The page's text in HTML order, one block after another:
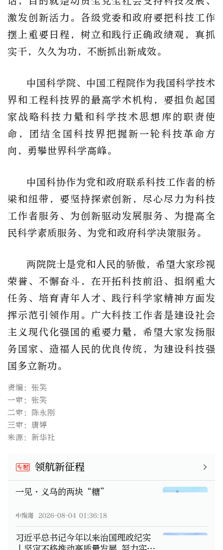
激发创新活力。各级党委和政府要把科技工作
摆上重要日程，树立和践行正确政绩观，真抓
实干，久久为功，不断抓出新成效。
中国科学院、中国工程院作为我国科学技术
界和工程科技界的最高学术机构，要担负起国
家战略科技力量和科学技术思想库的职责使
命，团结全国科技界把握新一轮科技革命方
向，勇攀世界科学高峰。
中国科协作为党和政府联系科技工作者的桥
梁和纽带，要坚持探索创新，尽心尽力为科技
工作者服务、为创新驱动发展服务、为提高全
民科学素质服务、为党和政府科学决策服务。
两院院士是党和人民的骄傲，希望大家珍视
荣誉、不懈奋斗，在开拓科技前沿、担纲重大
任务、培育青年人才、践行科学家精神方面发
挥示范引领作用。广大科技工作者是建设社会
主义现代化强国的重要力量，希望大家发扬服
务国家、造福人民的优良传统，为建设科技强
国多立新功。
责编：张笑
一审：张笑
二审：陈永刚
三审：唐婷
来源：新华社
专题 领航新征程
一见·义乌的两块“糖”
中南海 2026-08-04 01:36:18
习近平总书记今年以来治国理政纪实